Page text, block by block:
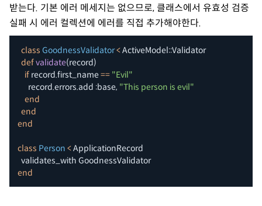
받는다. 기본 에러 메세지는 없으므로, 클래스에서 유효성 검증
실패 시 에러 컬렉션에 에러를 직접 추가해야한다.
class GoodnessValidator< ActiveModel::Validator
defvalidate(record)
if record first_name == "Evil"
      record
errors add :base, "This person is evil"
end
end
end
class Person < ApplicationRecord
end